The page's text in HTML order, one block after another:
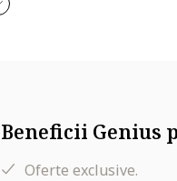
Beneficii Genius
Oferte exclusive.